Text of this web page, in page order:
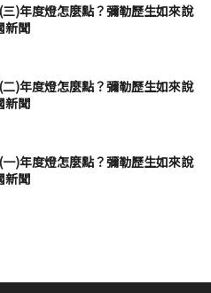
)年度燈怎麼點？彌勒歷生如來說
新聞
)年度燈怎麼點？彌勒歷生如來說
新聞
)年度燈怎麼點？彌勒歷生如來說
新聞